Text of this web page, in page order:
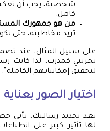
شخصية، يجب أن
كامل.
من هو جمهورك
تريد مخاطبته، حتى
على سبيل المثال، عند
تجربتي كمدرب، لذا كانت
لتحقيق إمكانياتهم الكاملة”.
اختيار الصور بعناية
بعد تحديد رسالتك، تأتي
لها تأثير كبير على